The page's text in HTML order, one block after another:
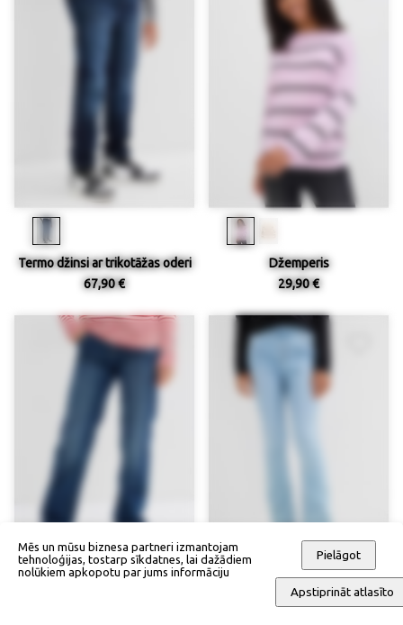
Termo džinsi ar trikotāžas oderi
67,90 €
Džemperis
29,90 €
Mēs un mūsu biznesa partneri izmantojam
tehnoloģijas, tostarp sīkdatnes, lai dažādiem
nolūkiem apkopotu par jums informāciju
Pielāgot
Apstiprināt atlasīto